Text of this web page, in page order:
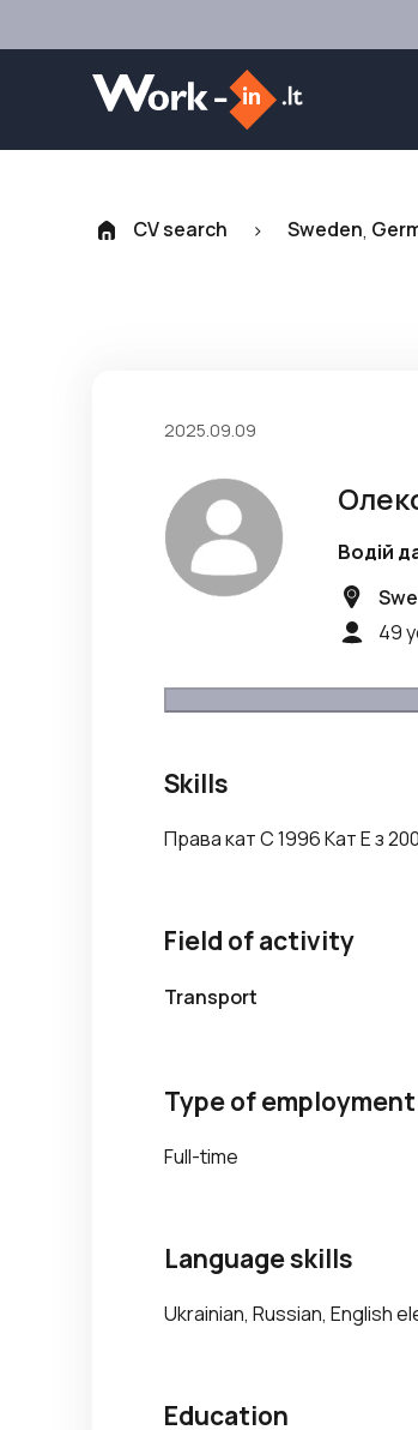
CV search > Sweden,
2025.09.09
Водій
49
Skills
Права кат С 1996 Кат Е з
Field of activity
Transport
Type of employment
Full-time
Language skills
Ukrainian, Russian, English
Education